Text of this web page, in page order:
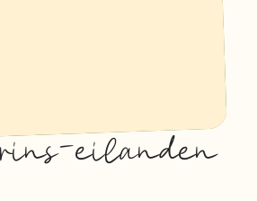
eilanden